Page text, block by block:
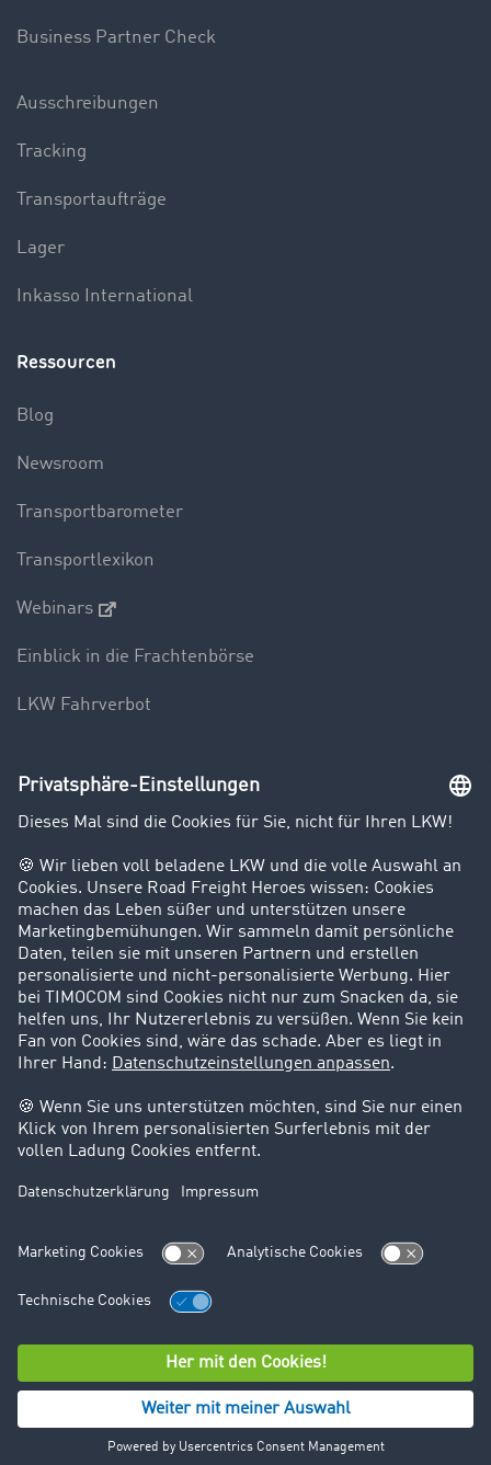
Business Partner Check
Ausschreibungen
Tracking
Transportaufträge
Lager
Inkasso International
Ressourcen
Blog
Newsroom
Transportbarometer
Transportlexikon
Webinars
Einblick in die Frachtenbörse
LKW Fahrverbot
Unternehmen
Kunden werben Kunden
Success Stories
Karriere
Support
Kontakt
Rechtliches
Impressum
AGB
© TIMOCOM GmbH 2026. Alle Rechte vorbehalten